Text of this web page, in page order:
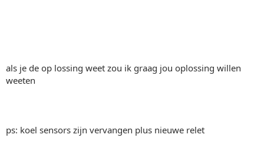
als je de op lossing weet zou ik graag jou oplossing willen
weeten
ps: koel sensors zijn vervangen plus nieuwe relet